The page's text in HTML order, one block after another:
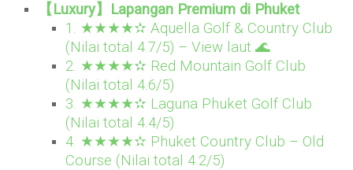
【Luxury】Lapangan Premium di Phuket
1. ★★★★✫ Aquella Golf & Country Club
(Nilai total 4.7/5) – View laut 🌊
2. ★★★★✫ Red Mountain Golf Club
(Nilai total 4.6/5)
3. ★★★★✫ Laguna Phuket Golf Club
(Nilai total 4.4/5)
4. ★★★★✫ Phuket Country Club – Old
Course (Nilai total 4.2/5)